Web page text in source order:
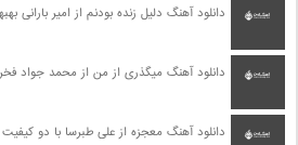
دانلود آهنگ دلیل زنده بودنم از امیر بارانی
دانلود آهنگ میگذری از من از محمد جواد
دانلود آهنگ معجزه از علی طبرسا با دو کیفیت